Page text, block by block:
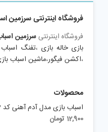
فروشگاه اینترنتی سرزمین
فروشگاه اینترنتی سرزمین
بازی خاله بازی ،تفنگ
،اکشن فیگور،ماشین اسباب
محصولات
اسباب بازی مدل آدم آهنی کد RBT TMN 03
12,900 تومان